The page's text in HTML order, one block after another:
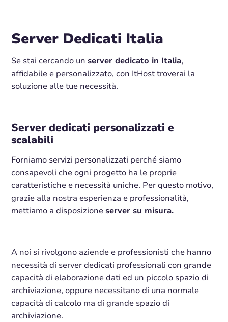
Server Dedicati Italia
Se stai cercando un server dedicato in Italia,
affidabile e personalizzato, con ItHost troverai la
soluzione alle tue necessità.
Server dedicati personalizzati e
scalabili
Forniamo servizi personalizzati perché siamo
consapevoli che ogni progetto ha le proprie
caratteristiche e necessità uniche. Per questo motivo,
grazie alla nostra esperienza e professionalità,
mettiamo a disposizione server su misura.
A noi si rivolgono aziende e professionisti che hanno
necessità di server dedicati professionali con grande
capacità di elaborazione dati ed un piccolo spazio di
archiviazione, oppure necessitano di una normale
capacità di calcolo ma di grande spazio di
archiviazione.